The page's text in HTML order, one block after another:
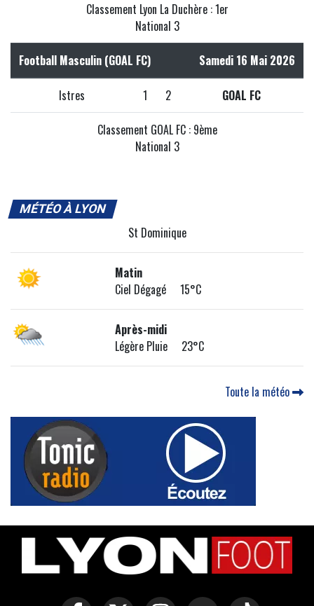
Classement Lyon La Duchère : 1er
National 3
Football Masculin (GOAL FC) Samedi 16 Mai 2026
Istres 1 2 GOAL FC
Classement GOAL FC : 9ème
National 3
MÉTÉO À LYON
St Dominique
Matin
Ciel Dégagé 15°C
Après-midi
Légère Pluie 23°C
Toute la météo